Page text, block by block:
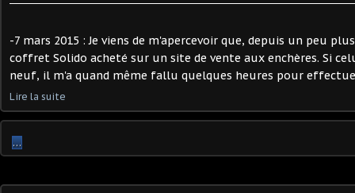
-7 mars 2015 : Je viens de m'apercevoir que, depuis un peu
coffret Solido acheté sur un site de vente aux enchères. Si
neuf, il m'a quand même fallu quelques heures pour
Lire la suite
…